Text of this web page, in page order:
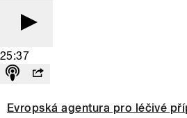
25:37
Evropská agentura pro léčivé